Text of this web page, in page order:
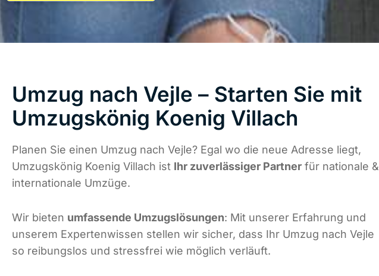
Umzug nach Vejle – Starten Sie mit
Umzugskönig Koenig Villach
Planen Sie einen Umzug nach Vejle? Egal wo die neue Adresse liegt,
Umzugskönig Koenig Villach ist Ihr zuverlässiger Partner für nationale &
internationale Umzüge.
Wir bieten umfassende Umzugslösungen: Mit unserer Erfahrung und
unserem Expertenwissen stellen wir sicher, dass Ihr Umzug nach Vejle
so reibungslos und stressfrei wie möglich verläuft.